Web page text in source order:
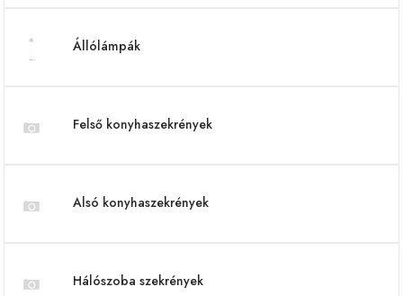
Állólámpák
Felső konyhaszekrények
Alsó konyhaszekrények
Hálószoba szekrények